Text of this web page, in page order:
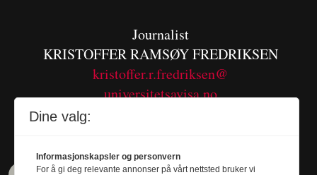
Journalist
KRISTOFFER RAMSØY FREDRIKSEN
kristoffer.r.fredriksen@
universitetsavisa.no
Dine valg:
Informasjonskapsler og personvern
For å gi deg relevante annonser på vårt nettsted bruker vi